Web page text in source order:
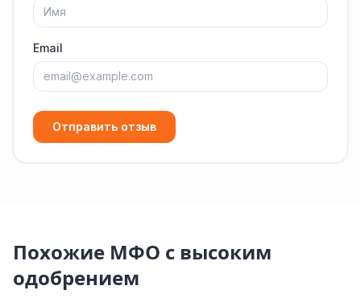
Email
Отправить отзыв
Похожие МФО с высоким
одобрением